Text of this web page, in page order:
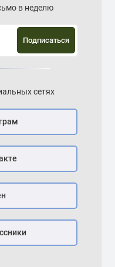
в неделю
Подписаться
сетях